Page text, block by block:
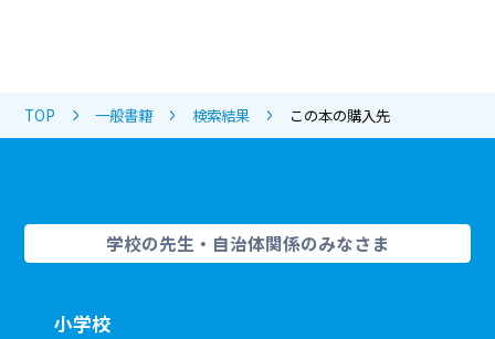
TOP 一般書籍 検索結果 この本の購入先
学校の先生・自治体関係のみなさま
小学校